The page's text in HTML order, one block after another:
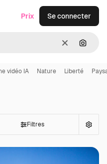
Effacer
Prix Se connecter
vidéo IA Nature Liberté
Filtres